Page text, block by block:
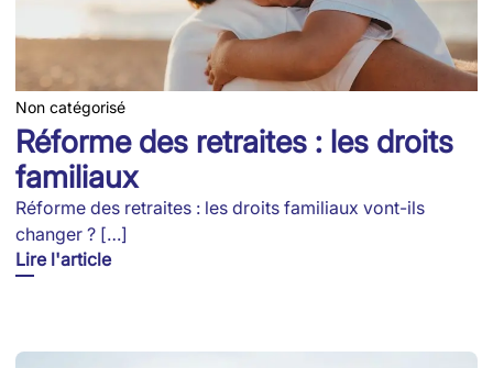
Non catégorisé
Réforme des retraites : les droits
familiaux
Réforme des retraites : les droits familiaux vont-ils
changer ? […]
Lire l'article